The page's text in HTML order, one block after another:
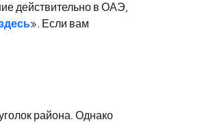
действительно в ОАЭ,
». Если вам
района. Однако